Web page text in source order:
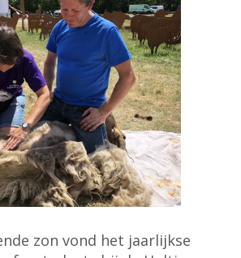
zon vond het jaarlijkse